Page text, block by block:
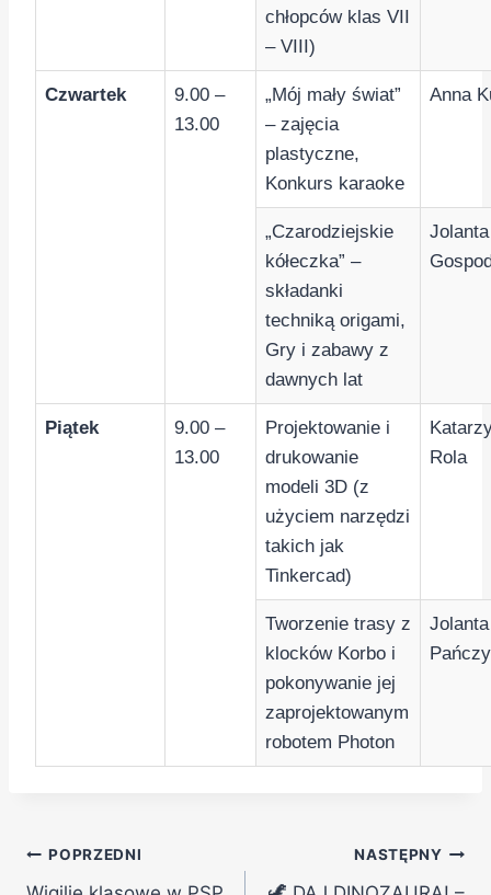
chłopców klas VII
– VIII)
Czwartek
9.00 –
13.00
„Mój mały świat”
– zajęcia
plastyczne,
Konkurs karaoke
Anna
„Czarodziejskie
kółeczka” –
składanki
techniką origami,
Gry i zabawy z
dawnych lat
Jolanta
Piątek
9.00 –
13.00
Projektowanie i
drukowanie
modeli 3D (z
użyciem narzędzi
takich jak
Tinkercad)
Rola
Tworzenie trasy z
klocków Korbo i
pokonywanie jej
zaprojektowanym
robotem Photon
Jolanta
POPRZEDNI NASTĘPNY